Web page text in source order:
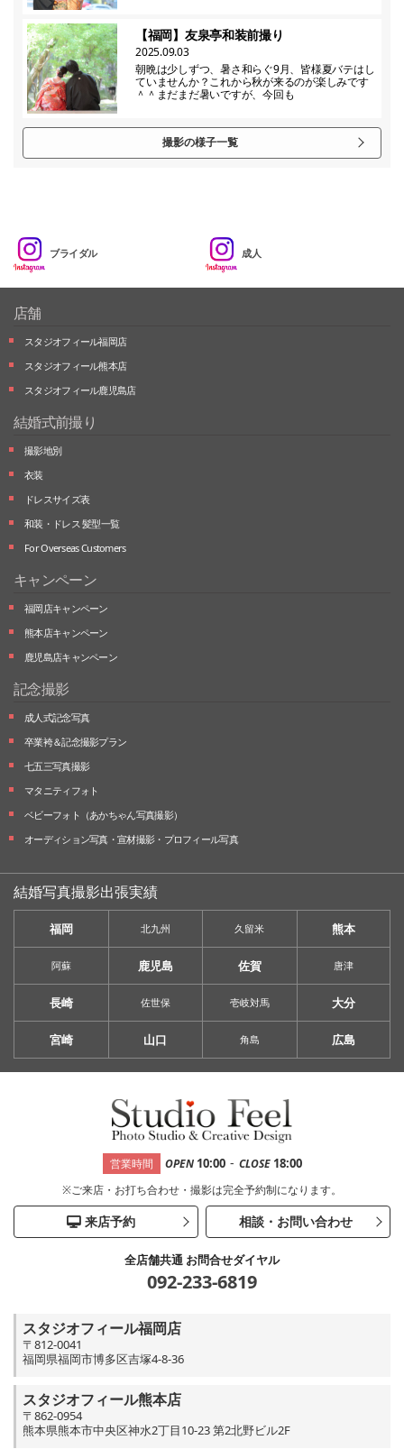
【福岡】友泉亭和装前撮り
2025.09.03
朝晩は少しずつ、暑さ和らぐ9月、皆様夏バテはし
ていませんか？これから秋が来るのが楽しみです
＾＾まだまだ暑いですが、今回も
撮影の様子一覧
ブライダル 成人
店舗
スタジオフィール福岡店
スタジオフィール熊本店
スタジオフィール鹿児島店
結婚式前撮り
撮影地別
衣装
ドレスサイズ表
和装・ドレス 髪型一覧
For Overseas Customers
キャンペーン
福岡店キャンペーン
熊本店キャンペーン
鹿児島店キャンペーン
記念撮影
成人式記念写真
卒業袴＆記念撮影プラン
七五三写真撮影
マタニティフォト
ベビーフォト （あかちゃん写真撮影）
オーディション写真・ 宣材撮影・ プロフィール写真
結婚写真撮影出張実績
福岡 北九州 久留米 熊本
阿蘇 鹿児島 佐賀 唐津
長崎 佐世保 壱岐対馬 大分
宮崎 山口 角島 広島
営業時間 OPEN 10:00 - CLOSE 18:00
※ご来店・お打ち合わせ・撮影は完全予約制になります。
来店予約 相談・お問い合わせ
全店舗共通 お問合せダイヤル
092-233-6819
スタジオフィール福岡店
〒812-0041
福岡県福岡市博多区吉塚4-8-36
スタジオフィール熊本店
〒862-0954
熊本県熊本市中央区神水2丁目10-23 第2北野ビル2F